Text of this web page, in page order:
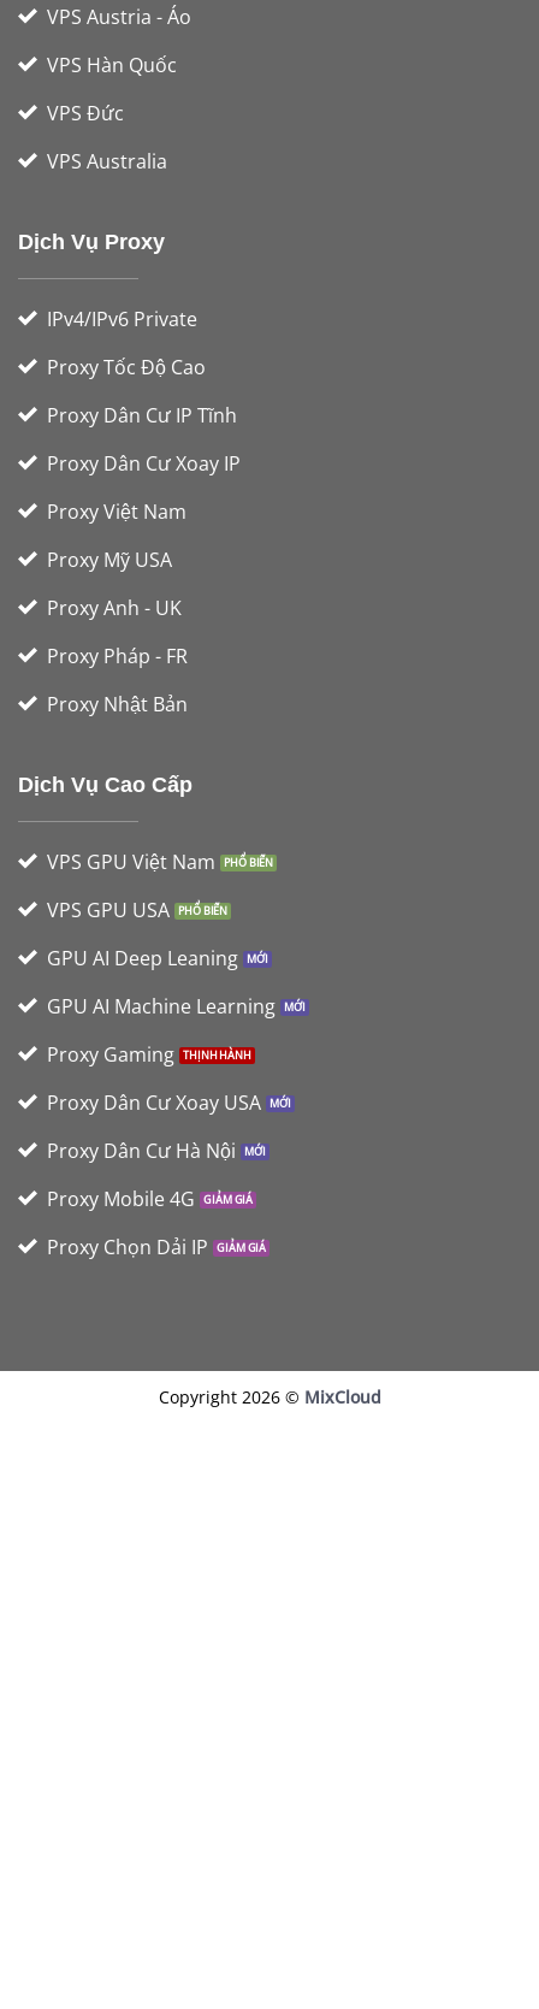
VPS Austria - Áo
VPS Hàn Quốc
VPS Đức
VPS Australia
Dịch Vụ Proxy
IPv4/IPv6 Private
Proxy Tốc Độ Cao
Proxy Dân Cư IP Tĩnh
Proxy Dân Cư Xoay IP
Proxy Việt Nam
Proxy Mỹ USA
Proxy Anh - UK
Proxy Pháp - FR
Proxy Nhật Bản
Dịch Vụ Cao Cấp
VPS GPU Việt Nam
VPS GPU USA
GPU AI Deep Leaning
GPU AI Machine Learning
Proxy Gaming
Proxy Dân Cư Xoay USA
Proxy Dân Cư Hà Nội
Proxy Mobile 4G
Proxy Chọn Dải IP
Copyright 2026 © MixCloud